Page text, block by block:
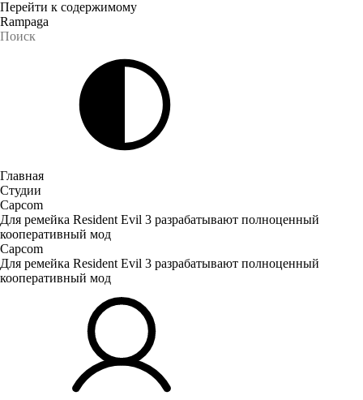
Перейти к содержимому
Rampaga
Главная
Студии
Capcom
Для ремейка Resident Evil 3 разрабатывают полноценный
кооперативный мод
Capcom
Для ремейка Resident Evil 3 разрабатывают полноценный
кооперативный мод